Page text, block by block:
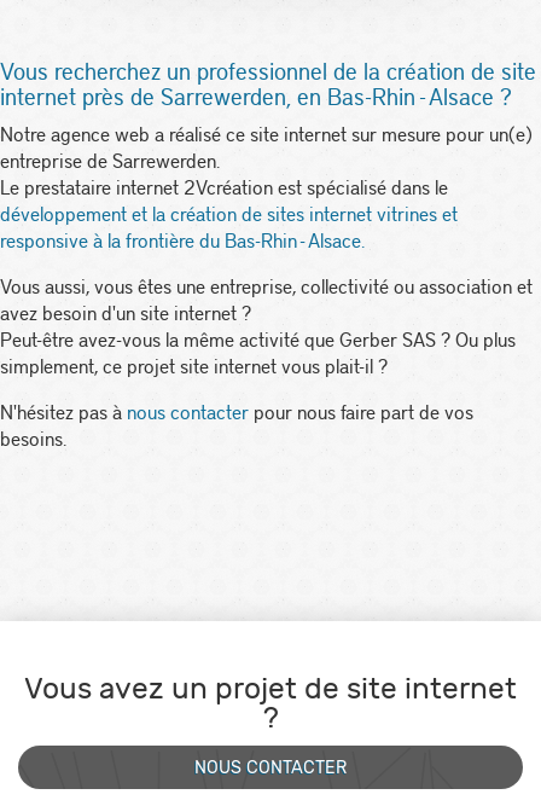
Vous recherchez un professionnel de la création de site
internet près de Sarrewerden, en Bas-Rhin - Alsace ?
Notre agence web a réalisé ce site internet sur mesure pour un(e)
entreprise de Sarrewerden.
Le prestataire internet 2Vcréation est spécialisé dans le
développement et la création de sites internet vitrines et
responsive à la frontière du Bas-Rhin - Alsace.
Vous aussi, vous êtes une entreprise, collectivité ou association et
avez besoin d'un site internet ?
Peut-être avez-vous la même activité que Gerber SAS ? Ou plus
simplement, ce projet site internet vous plait-il ?
N'hésitez pas à nous contacter pour nous faire part de vos
besoins.
Vous avez un projet de site internet
?
NOUS CONTACTER